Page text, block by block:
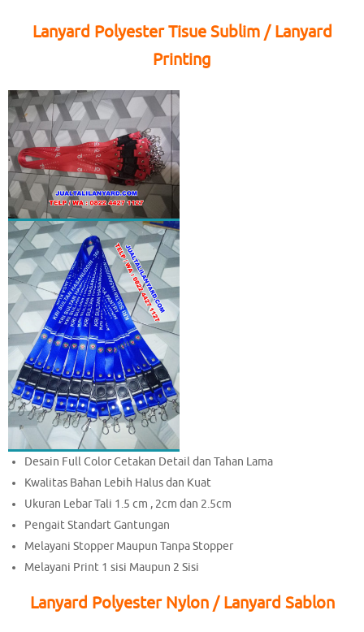
Lanyard Polyester Tisue Sublim / Lanyard
Printing
Desain Full Color Cetakan Detail dan Tahan Lama
Kwalitas Bahan Lebih Halus dan Kuat
Ukuran Lebar Tali 1.5 cm , 2cm dan 2.5cm
Pengait Standart Gantungan
Melayani Stopper Maupun Tanpa Stopper
Melayani Print 1 sisi Maupun 2 Sisi
Lanyard Polyester Nylon / Lanyard Sablon